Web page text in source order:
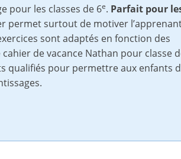
pour les classes de 6e. Parfait pour
permet surtout de motiver
sont adaptés en fonction des
de vacance Nathan pour classe
qualifiés pour permettre aux enfants